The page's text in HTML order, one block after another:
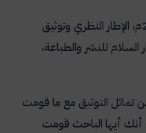
19- محمد، الهاشمي: 2020م، الإطار النظري وتوثيق
السلام للنشر والطباعة،
تماثل التوثيق مع ما قومت
أنك أيها الباحث قومت